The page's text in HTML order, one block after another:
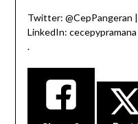
Twitter: @CepPangeran
LinkedIn:
.